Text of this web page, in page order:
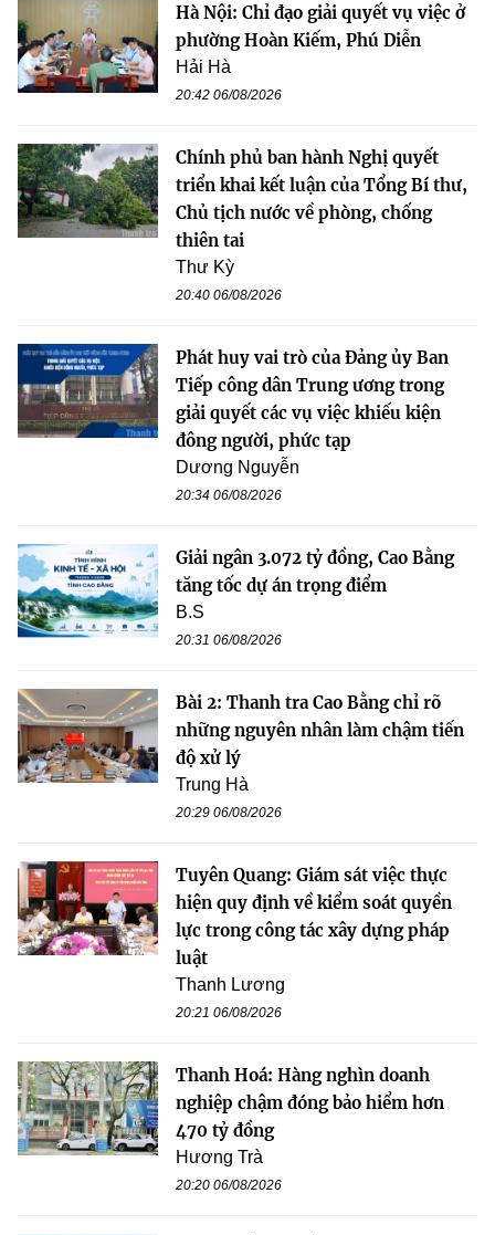
Hà Nội: Chỉ đạo giải quyết vụ việc ở
phường Hoàn Kiếm, Phú Diễn
Hải Hà
20:42 06/08/2026
Chính phủ ban hành Nghị quyết
triển khai kết luận của Tổng Bí thư,
Chủ tịch nước về phòng, chống
thiên tai
Thư Kỳ
20:40 06/08/2026
Phát huy vai trò của Đảng ủy Ban
Tiếp công dân Trung ương trong
giải quyết các vụ việc khiếu kiện
đông người, phức tạp
Dương Nguyễn
20:34 06/08/2026
Giải ngân 3.072 tỷ đồng, Cao Bằng
tăng tốc dự án trọng điểm
B.S
20:31 06/08/2026
Bài 2: Thanh tra Cao Bằng chỉ rõ
những nguyên nhân làm chậm tiến
độ xử lý
Trung Hà
20:29 06/08/2026
Tuyên Quang: Giám sát việc thực
hiện quy định về kiểm soát quyền
lực trong công tác xây dựng pháp
luật
Thanh Lương
20:21 06/08/2026
Thanh Hoá: Hàng nghìn doanh
nghiệp chậm đóng bảo hiểm hơn
470 tỷ đồng
Hương Trà
20:20 06/08/2026